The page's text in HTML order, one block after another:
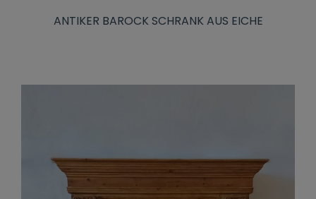
ANTIKER BAROCK SCHRANK AUS EICHE